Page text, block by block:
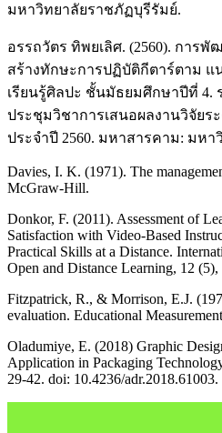
มหาวิทยาลัยราชภัฏบุรีรัมย์.
อรรถวัตร ทิพยเลิศ. (2560). การพั
สร้างทักษะการปฏิบัติกีตาร์ตาม แ
เรียนรู้ศิลปะ ชั้นมัธยมศึกษาปีที่ 4.
ประชุมวิชาการเสนอผลงานวิจัย
ประจำปี 2560. มหาสารคาม: มห
Davies, I. K. (1971). The
McGraw-Hill.
Donkor, F. (2011). Assessment of
Satisfaction with Video-Based
Practical Skills at a Distance.
Open and Distance Learning, 12 (5),
Fitzpatrick, R., & Morrison, E.J.
evaluation. Educational
Oladumiye, E. (2018) Graphic
Application in Packaging
29-42. doi: 10.4236/adr.2018.61003.